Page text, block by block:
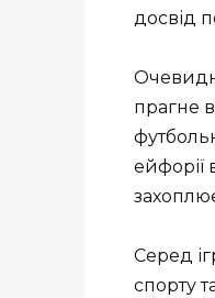
досвід
прагне
ейфорії
Серед
спорту